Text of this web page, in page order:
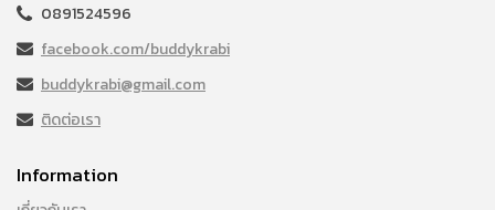
0891524596
facebook.com/buddykrabi
buddykrabi@gmail.com
ติดต่อเรา
Information